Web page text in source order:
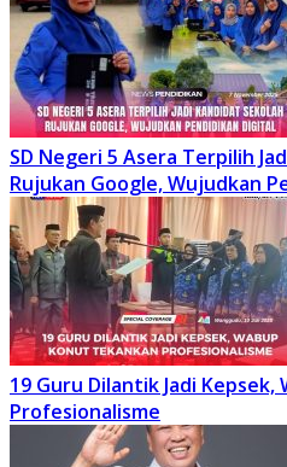
SD Negeri 5 Asera Terpilih
Rujukan Google, Wujudkan
19 Guru Dilantik Jadi
Profesionalisme